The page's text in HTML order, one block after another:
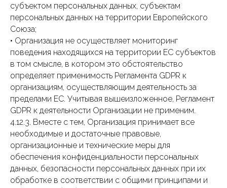
субъектом персональных данных, субъектам
персональных данных на территории Европейского
Союза;
• Организация не осуществляет мониторинг
поведения находящихся на территории ЕС субъектов
в том смысле, в котором это обстоятельство
определяет применимость Регламента GDPR к
организациям, осуществляющим деятельность за
пределами ЕС. Учитывая вышеизложенное, Регламент
GDPR к деятельности Организации не применим.
4.12.3. Вместе с тем, Организация принимает все
необходимые и достаточные правовые,
организационные и технические меры для
обеспечения конфиденциальности персональных
данных, безопасности персональных данных при их
обработке в соответствии с общими принципами и